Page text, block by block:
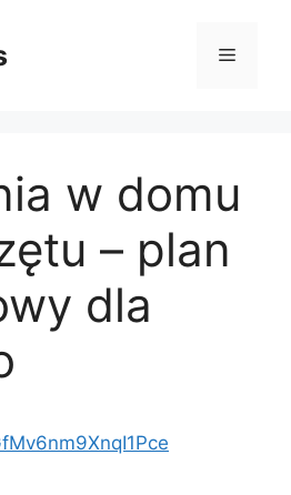
Menu
w domu
– plan
dla